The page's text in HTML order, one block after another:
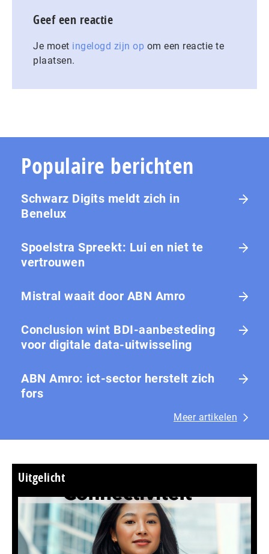
Geef een reactie
Je moet ingelogd zijn op om een reactie te
plaatsen.
Populaire berichten
Schwarz Digits meldt zich in
Benelux
Spoelstra Spreekt: Lui en niet te
vertrouwen
Mistral waait door ABN Amro
Conclusion wint BDI-aanbesteding
voor digitale data-uitwisseling
ABN Amro: ict-sector herstelt zich
fors
Meer artikelen
Uitgelicht